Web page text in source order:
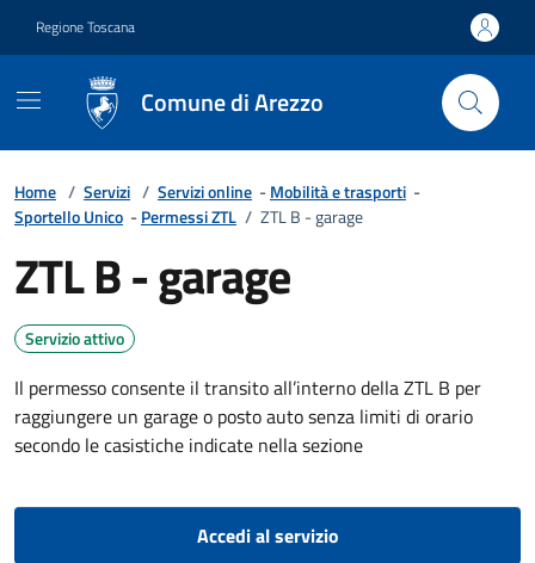
Regione Toscana
Comune di Arezzo
Home / Servizi / Servizi online -Mobilità e trasporti -
Sportello Unico -Permessi ZTL / ZTL B - garage
ZTL B - garage
Servizio attivo
Il permesso consente il transito all’interno della ZTL B per
raggiungere un garage o posto auto senza limiti di orario
secondo le casistiche indicate nella sezione
Accedi al servizio